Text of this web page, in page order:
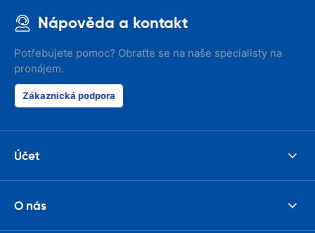
Nápověda a kontakt
Potřebujete pomoc? Obraťte se na naše specialisty na
pronájem.
Zákaznická podpora
Účet
O nás